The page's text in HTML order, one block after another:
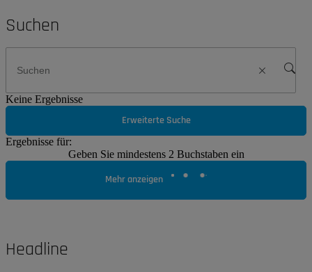
Suchen
Keine Ergebnisse
Erweiterte Suche
Ergebnisse für:
Geben Sie mindestens 2 Buchstaben ein
Mehr anzeigen
Headline